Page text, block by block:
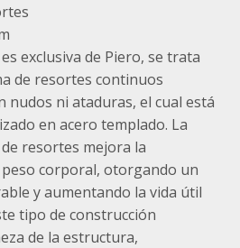
exclusiva de Piero, se trata
de resortes continuos
nudos ni ataduras, el cual está
en acero templado. La
resortes mejora la
corporal, otorgando un
y aumentando la vida útil
tipo de construcción
de la estructura,